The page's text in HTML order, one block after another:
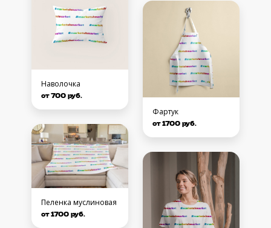
Наволочка
от 700 руб.
Пеленка муслиновая
от 1700 руб.
Фартук
от 1700 руб.